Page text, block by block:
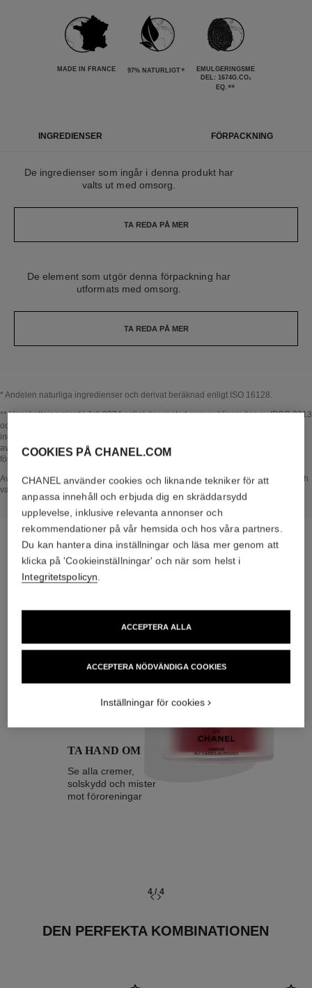
MADE IN FRANCE 97% NATURLIGT*
EMULGERINGSME
DEL: 1674G.CO₂
EQ. **
INGREDIENSER FÖRPACKNING
De ingredienser som ingår i denna produkt har
valts ut med omsorg.
TA REDA PÅ MER
De element som utgör denna förpackning har
utformats med omsorg.
TA REDA PÅ MER
* Andelen naturliga ingredienser och derivat beräknad enligt ISO 16128.
Tillbaka till titel↩
** Uppskattning gjord i Juli 2024 enligt den metod som publicerades av IPCC 2013
och ISO 14067-standarden. Analysens omfattning: tillverkning av kosmetiska
ingredienser och förpackningskomponenter, produktion, distribution, användning
av produkten (om det är relevant för produkten) och slutanvändning av
förpackningen. Metodik kontrollerad av Bureau Veritas.
Tillbaka till titel↩
Avsnittet I HJÄRTAT AV PRODUKTEN bygger på information som samlades in och
validerades i juli 2024.
den specifika rutinen
04
TA HAND OM
Se alla cremer,
solskydd och mister
mot föroreningar
4/4
DEN PERFEKTA KOMBINATIONEN
COOKIES PÅ CHANEL.COM
CHANEL använder cookies och liknande tekniker för att
anpassa innehåll och erbjuda dig en skräddarsydd
upplevelse, inklusive relevanta annonser och
rekommendationer på vår hemsida och hos våra partners.
Du kan hantera dina inställningar och läsa mer genom att
klicka på 'Cookieinställningar' och när som helst i
Integritetspolicyn.
ACCEPTERA NÖDVÄNDIGA COOKIES
ACCEPTERA ALLA
Inställningar för cookies